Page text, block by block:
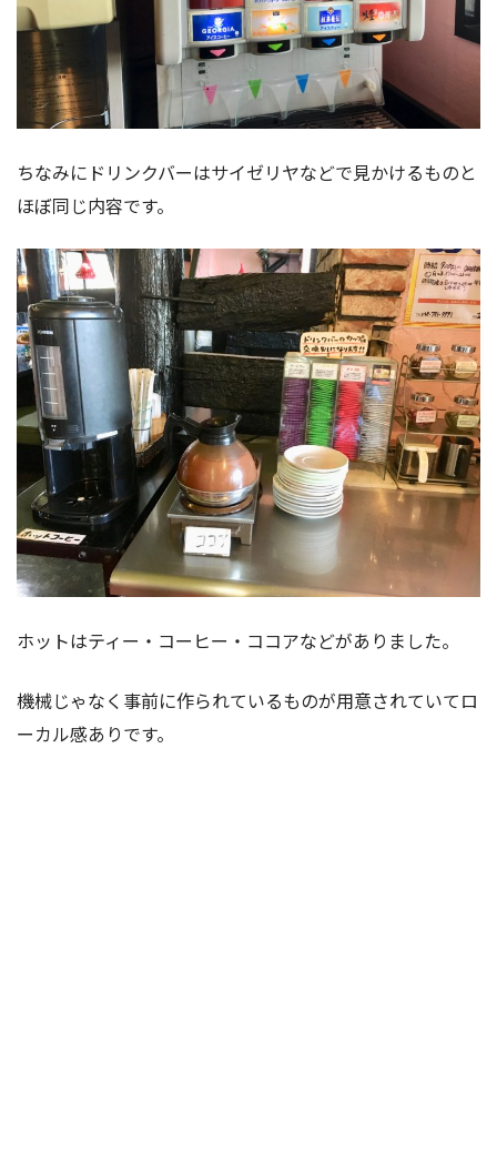
ちなみにドリンクバーはサイゼリヤなどで見かけるものと
ほぼ同じ内容です。
ホットはティー・コーヒー・ココアなどがありました。
機械じゃなく事前に作られているものが用意されていてロ
ーカル感ありです。